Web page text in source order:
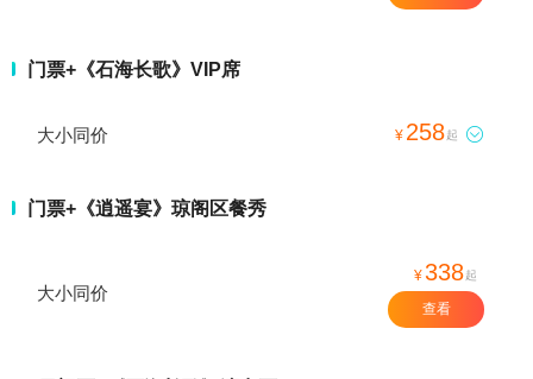
门票+《石海长歌》VIP席
大小同价 ¥ 258起 
门票+《逍遥宴》琼阁区餐秀
大小同价
¥338起
查看